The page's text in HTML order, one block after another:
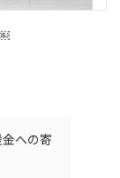
￼
への寄